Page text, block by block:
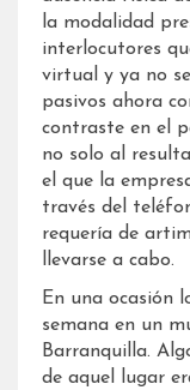
la modalidad
interlocutores
virtual y ya no
pasivos ahora
contraste en el
no solo al
el que la
través del
requería de
llevarse a cabo.
En una ocasión
semana en un
Barranquilla.
de aquel lugar